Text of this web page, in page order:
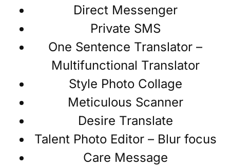
Direct Messenger
Private SMS
One Sentence Translator –
Multifunctional Translator
Style Photo Collage
Meticulous Scanner
Desire Translate
Talent Photo Editor – Blur focus
Care Message